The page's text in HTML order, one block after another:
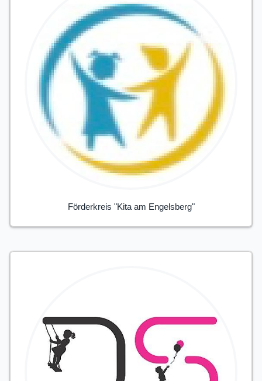
Förderkreis "Kita am Engelsberg"